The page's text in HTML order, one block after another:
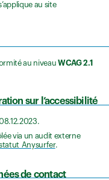
au site
au niveau WCAG 2.1
sur l’accessibilité
via un audit externe
Anysurfer.
de contact